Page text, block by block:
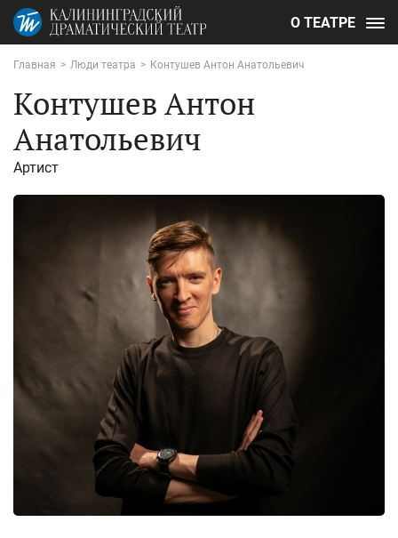
О ТЕАТРЕ
Главная > Люди театра > Контушев Антон Анатольевич
Контушев Антон
Анатольевич
Артист